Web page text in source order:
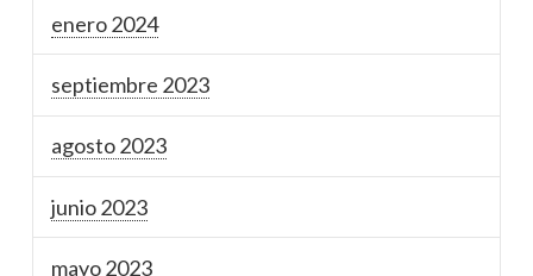
enero 2024
septiembre 2023
agosto 2023
junio 2023
mayo 2023